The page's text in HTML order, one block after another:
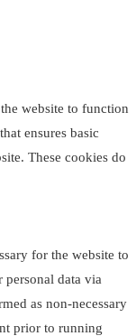
website to function
ensures basic
These cookies do
for the website to
data via
as non-necessary
prior to running